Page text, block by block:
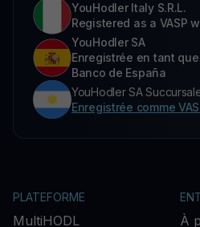
YouHodler Italy S.R.L.
Registered as a VASP
YouHodler SA
Enregistrée en tant
Banco de España
YouHodler SA
Enregistrée comme
PLATEFORME
MultiHODL
À